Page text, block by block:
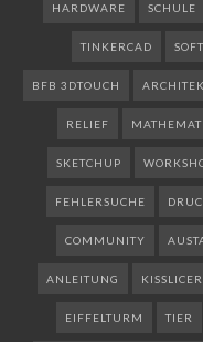
HARDWARE SCHULE
TINKERCAD
BFB 3DTOUCH
RELIEF
SKETCHUP
FEHLERSUCHE
COMMUNITY
ANLEITUNG KISSLICER
EIFFELTURM TIER